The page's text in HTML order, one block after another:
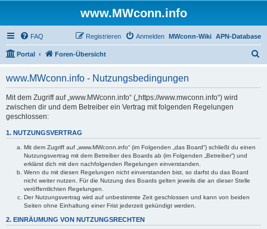
www.MWconn.info
FAQ APN-Database
MWconn-Wiki
Anmelden
Registrieren
Portal Foren-Übersicht
www.MWconn.info - Nutzungsbedingungen
Mit dem Zugriff auf „www.MWconn.info“ („https://www.mwconn.info“) wird
zwischen dir und dem Betreiber ein Vertrag mit folgenden Regelungen
geschlossen:
1. NUTZUNGSVERTRAG
Mit dem Zugriff auf „www.MWconn.info“ (im Folgenden „das Board“) schließt du einen
Nutzungsvertrag mit dem Betreiber des Boards ab (im Folgenden „Betreiber“) und
erklärst dich mit den nachfolgenden Regelungen einverstanden.
Wenn du mit diesen Regelungen nicht einverstanden bist, so darfst du das Board
nicht weiter nutzen. Für die Nutzung des Boards gelten jeweils die an dieser Stelle
veröffentlichten Regelungen.
Der Nutzungsvertrag wird auf unbestimmte Zeit geschlossen und kann von beiden
Seiten ohne Einhaltung einer Frist jederzeit gekündigt werden.
2. EINRÄUMUNG VON NUTZUNGSRECHTEN